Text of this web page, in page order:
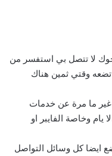
لا تتصل بي استفسر من
وقتي ثمين هناك
غير ما مرة عن خدمات
يام وخاصة الفايبر او
ايضا كل وسائل التواصل